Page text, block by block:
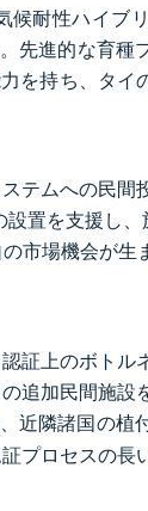
候耐性ハイブ
先進的な育
を持ち、タイ
テムへの民
置を支援し
市場機会が生
証上のボト
追加民間施設
近隣諸国の植
プロセスの長